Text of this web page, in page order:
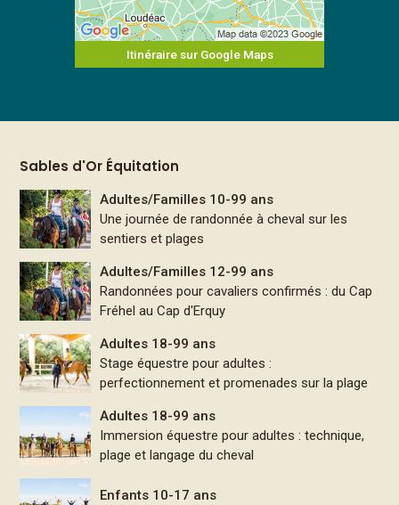
Itinéraire sur Google Maps
Sables d'Or Équitation
Adultes/Familles 10-99 ans
Une journée de randonnée à cheval sur les
sentiers et plages
Adultes/Familles 12-99 ans
Randonnées pour cavaliers confirmés : du Cap
Fréhel au Cap d'Erquy
Adultes 18-99 ans
Stage équestre pour adultes :
perfectionnement et promenades sur la plage
Adultes 18-99 ans
Immersion équestre pour adultes : technique,
plage et langage du cheval
Enfants 10-17 ans